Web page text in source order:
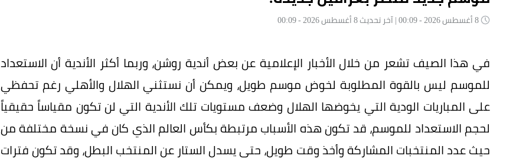
في هذا الصيف تشعر من خلال الأخبار الإعلامية عن بعض أندية روشن، وربما أكثر الأندية أن الاستعداد
للموسم ليس بالقوة المطلوبة لخوض موسم طويل، ويمكن أن نستثني الهلال والأهلي رغم تحفظي
على المباريات الودية التي يخوضها الهلال وضعف مستويات تلك الأندية التي لن تكون مقياساً حقيقياً
لحجم الاستعداد للموسم، قد تكون هذه الأسباب مرتبطة بكأس العالم الذي كان في نسخة مختلفة من
حيث عدد المنتخبات المشاركة وأخذ وقت طويل، حتى يسدل الستار عن المنتخب البطل، وقد تكون فترات